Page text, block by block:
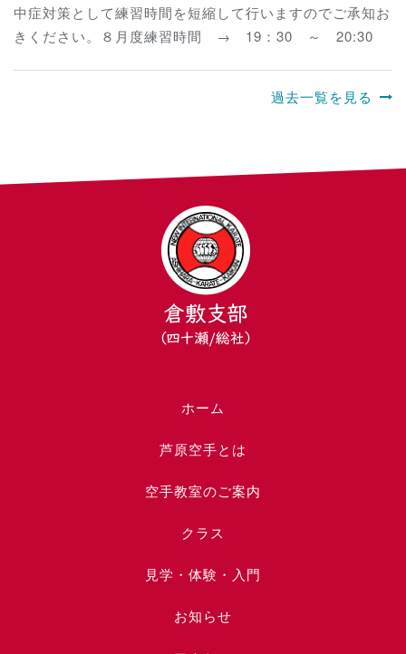
中症対策として練習時間を短縮して行いますのでご承知お
きください。８月度練習時間 → 19：30 ～ 20:30
過去一覧を見る
ホーム
芦原空手とは
空手教室のご案内
クラス
見学・体験・入門
お知らせ